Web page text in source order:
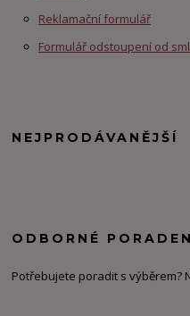
Reklamační formulář
Formulář odstoupení od
NEJPRODÁVANĚJŠÍ
ODBORNÉ
Potřebujete poradit s výběrem?